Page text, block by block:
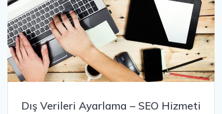
Dış Verileri Ayarlama – SEO Hizmeti